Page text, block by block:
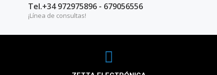
Tel.+34 972975896 - 679056556
¡Línea de consultas!